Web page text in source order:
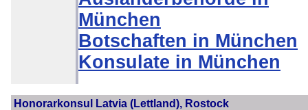
München
Botschaften in München
Konsulate in München
Honorarkonsul Latvia (Lettland), Rostock